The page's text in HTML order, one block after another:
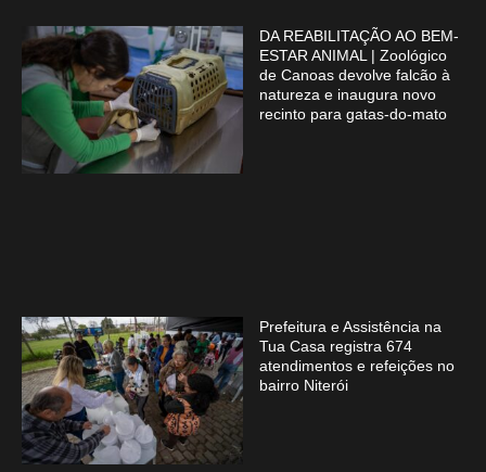
DA REABILITAÇÃO AO BEM-
ESTAR ANIMAL | Zoológico
de Canoas devolve falcão à
natureza e inaugura novo
recinto para gatas-do-mato
Prefeitura e Assistência na
Tua Casa registra 674
atendimentos e refeições no
bairro Niterói